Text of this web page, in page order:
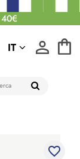
IT
favorite_border